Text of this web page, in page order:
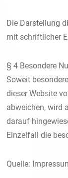
Die Darstellung
mit schriftlicher
§ 4 Besondere
Soweit
dieser Website
abweichen, wird
darauf
Einzelfall die
Quelle: